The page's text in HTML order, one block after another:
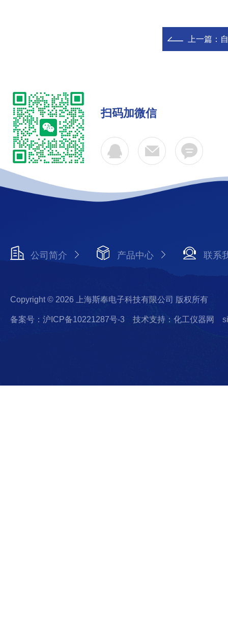
上一篇：
扫码加微信
公司简介 产品中心 联系
Copyright © 2026 上海斯奉电子科技有限公司 版权所有
备案号：沪ICP备10221287号-3 技术支持：化工仪器网